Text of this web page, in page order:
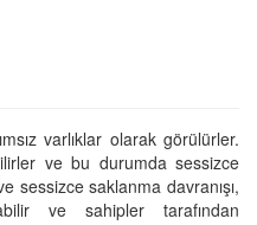
varlıklar olarak görülürler.
ve bu durumda sessizce
sessizce saklanma davranışı,
ve sahipler tarafından